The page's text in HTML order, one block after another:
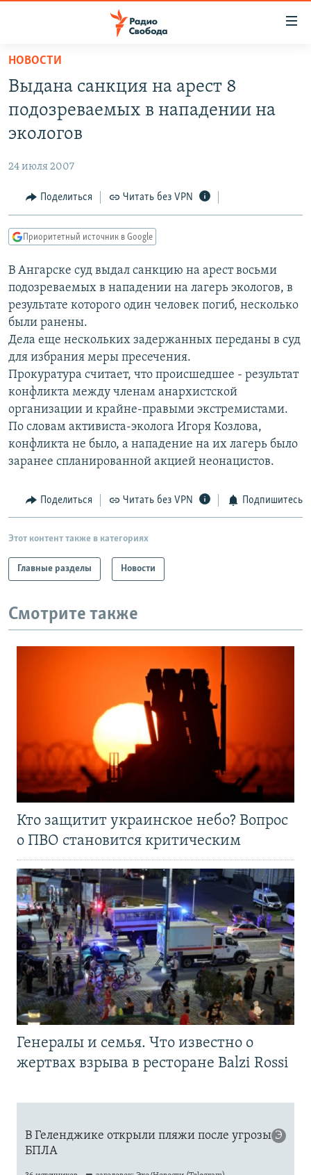
упрощенного
доступа
основному
Вернутся
Вернутся
поиску
ПОДКАСТЫ
АВТОРСКИЕ ПРОЕКТЫ
МНЕНИЯ
КУЛЬТУРА
КАВКАЗ.РЕАЛИИ
СЕВЕР.РЕАЛИИ
СИБИРЬ.РЕАЛИИ
РАСПИСАНИЕ ВЕЩАНИЯ
ПОДПИШИТЕСЬ НА РАССЫЛКУ
СОЦИАЛЬНЫЕ СЕТИ
НОВОСТИ
Выдана санкция на арест 8
подозреваемых в нападении на
экологов
24 июля 2007
Поделиться Читать без VPN
Приоритетный источник в Google
В Ангарске суд выдал санкцию на арест восьми
подозреваемых в нападении на лагерь экологов, в
результате которого один человек погиб, несколько
были ранены.
Дела еще нескольких задержанных переданы в суд
для избрания меры пресечения.
Прокуратура считает, что происшедшее - результат
конфликта между членам анархистской
организации и крайне-правыми экстремистами.
По словам активиста-эколога Игоря Козлова,
конфликта не было, а нападение на их лагерь было
заранее спланированной акцией неонацистов.
Поделиться Читать без VPN Подпишитесь
Этот контент также в категориях
Главные разделы Новости
Смотрите также
Кто защитит украинское небо? Вопрос
о ПВО становится критическим
Генералы и семья. Что известно о
жертвах взрыва в ресторане Balzi Rossi